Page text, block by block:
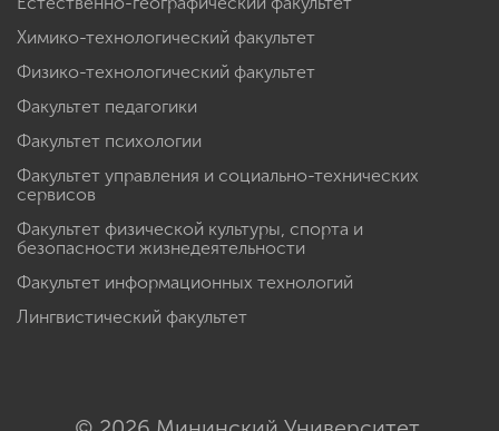
Химико-технологический факультет
Физико-технологический факультет
Факультет педагогики
Факультет психологии
Факультет управления и социально-технических
сервисов
Факультет физической культуры, спорта и
безопасности жизнедеятельности
Факультет информационных технологий
Лингвистический факультет